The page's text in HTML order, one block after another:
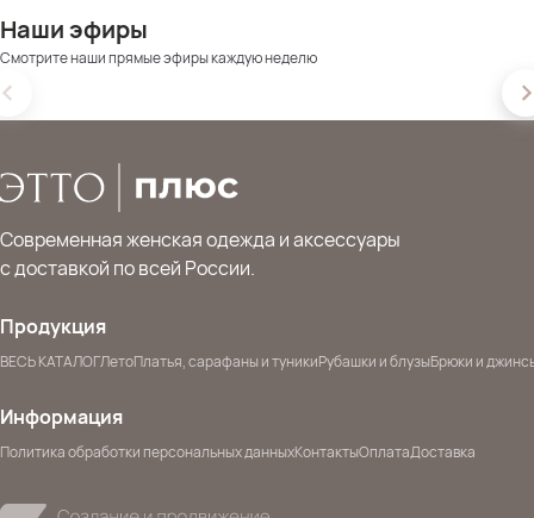
Наши эфиры
Смотрите наши прямые эфиры каждую неделю
Современная женская одежда и аксессуары
с доставкой по всей России.
Продукция
ВЕСЬ КАТАЛОГЛетоПлатья, сарафаны и туникиРубашки и блузыБрюки и
Информация
Политика обработки персональных данныхКонтактыОплатаДоставка